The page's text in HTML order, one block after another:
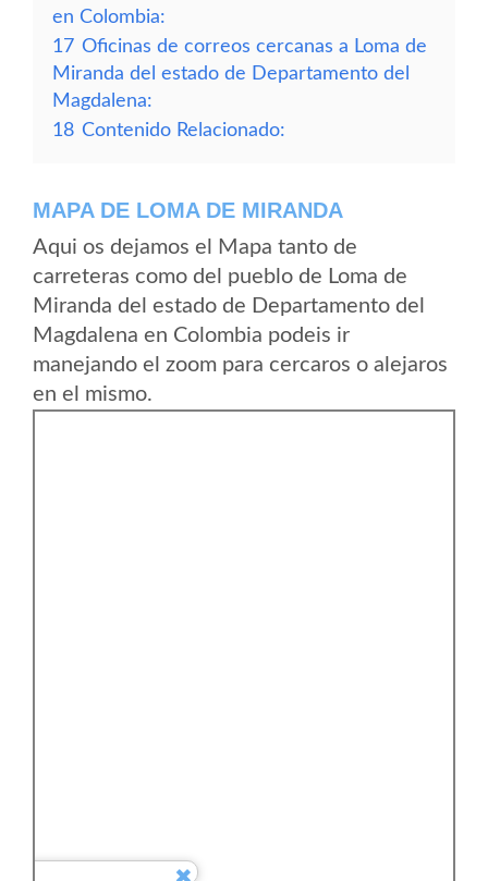
en Colombia:
17 Oficinas de correos cercanas a Loma de
Miranda del estado de Departamento del
Magdalena:
18 Contenido Relacionado:
MAPA DE LOMA DE MIRANDA
Aqui os dejamos el Mapa tanto de
carreteras como del pueblo de Loma de
Miranda del estado de Departamento del
Magdalena en Colombia podeis ir
manejando el zoom para cercaros o alejaros
en el mismo.